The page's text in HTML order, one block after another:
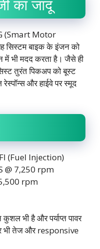
का जादू
(Smart Motor
सिस्टम बाइक के इंजन को
में भी मदद करता है। जैसे ही
तुरंत पिकअप को बूस्ट
और हाईवे पर स्मूद
(Fuel Injection)
@ 7,250 rpm
rpm
भी है और पर्याप्त पावर
भी तेज और responsive